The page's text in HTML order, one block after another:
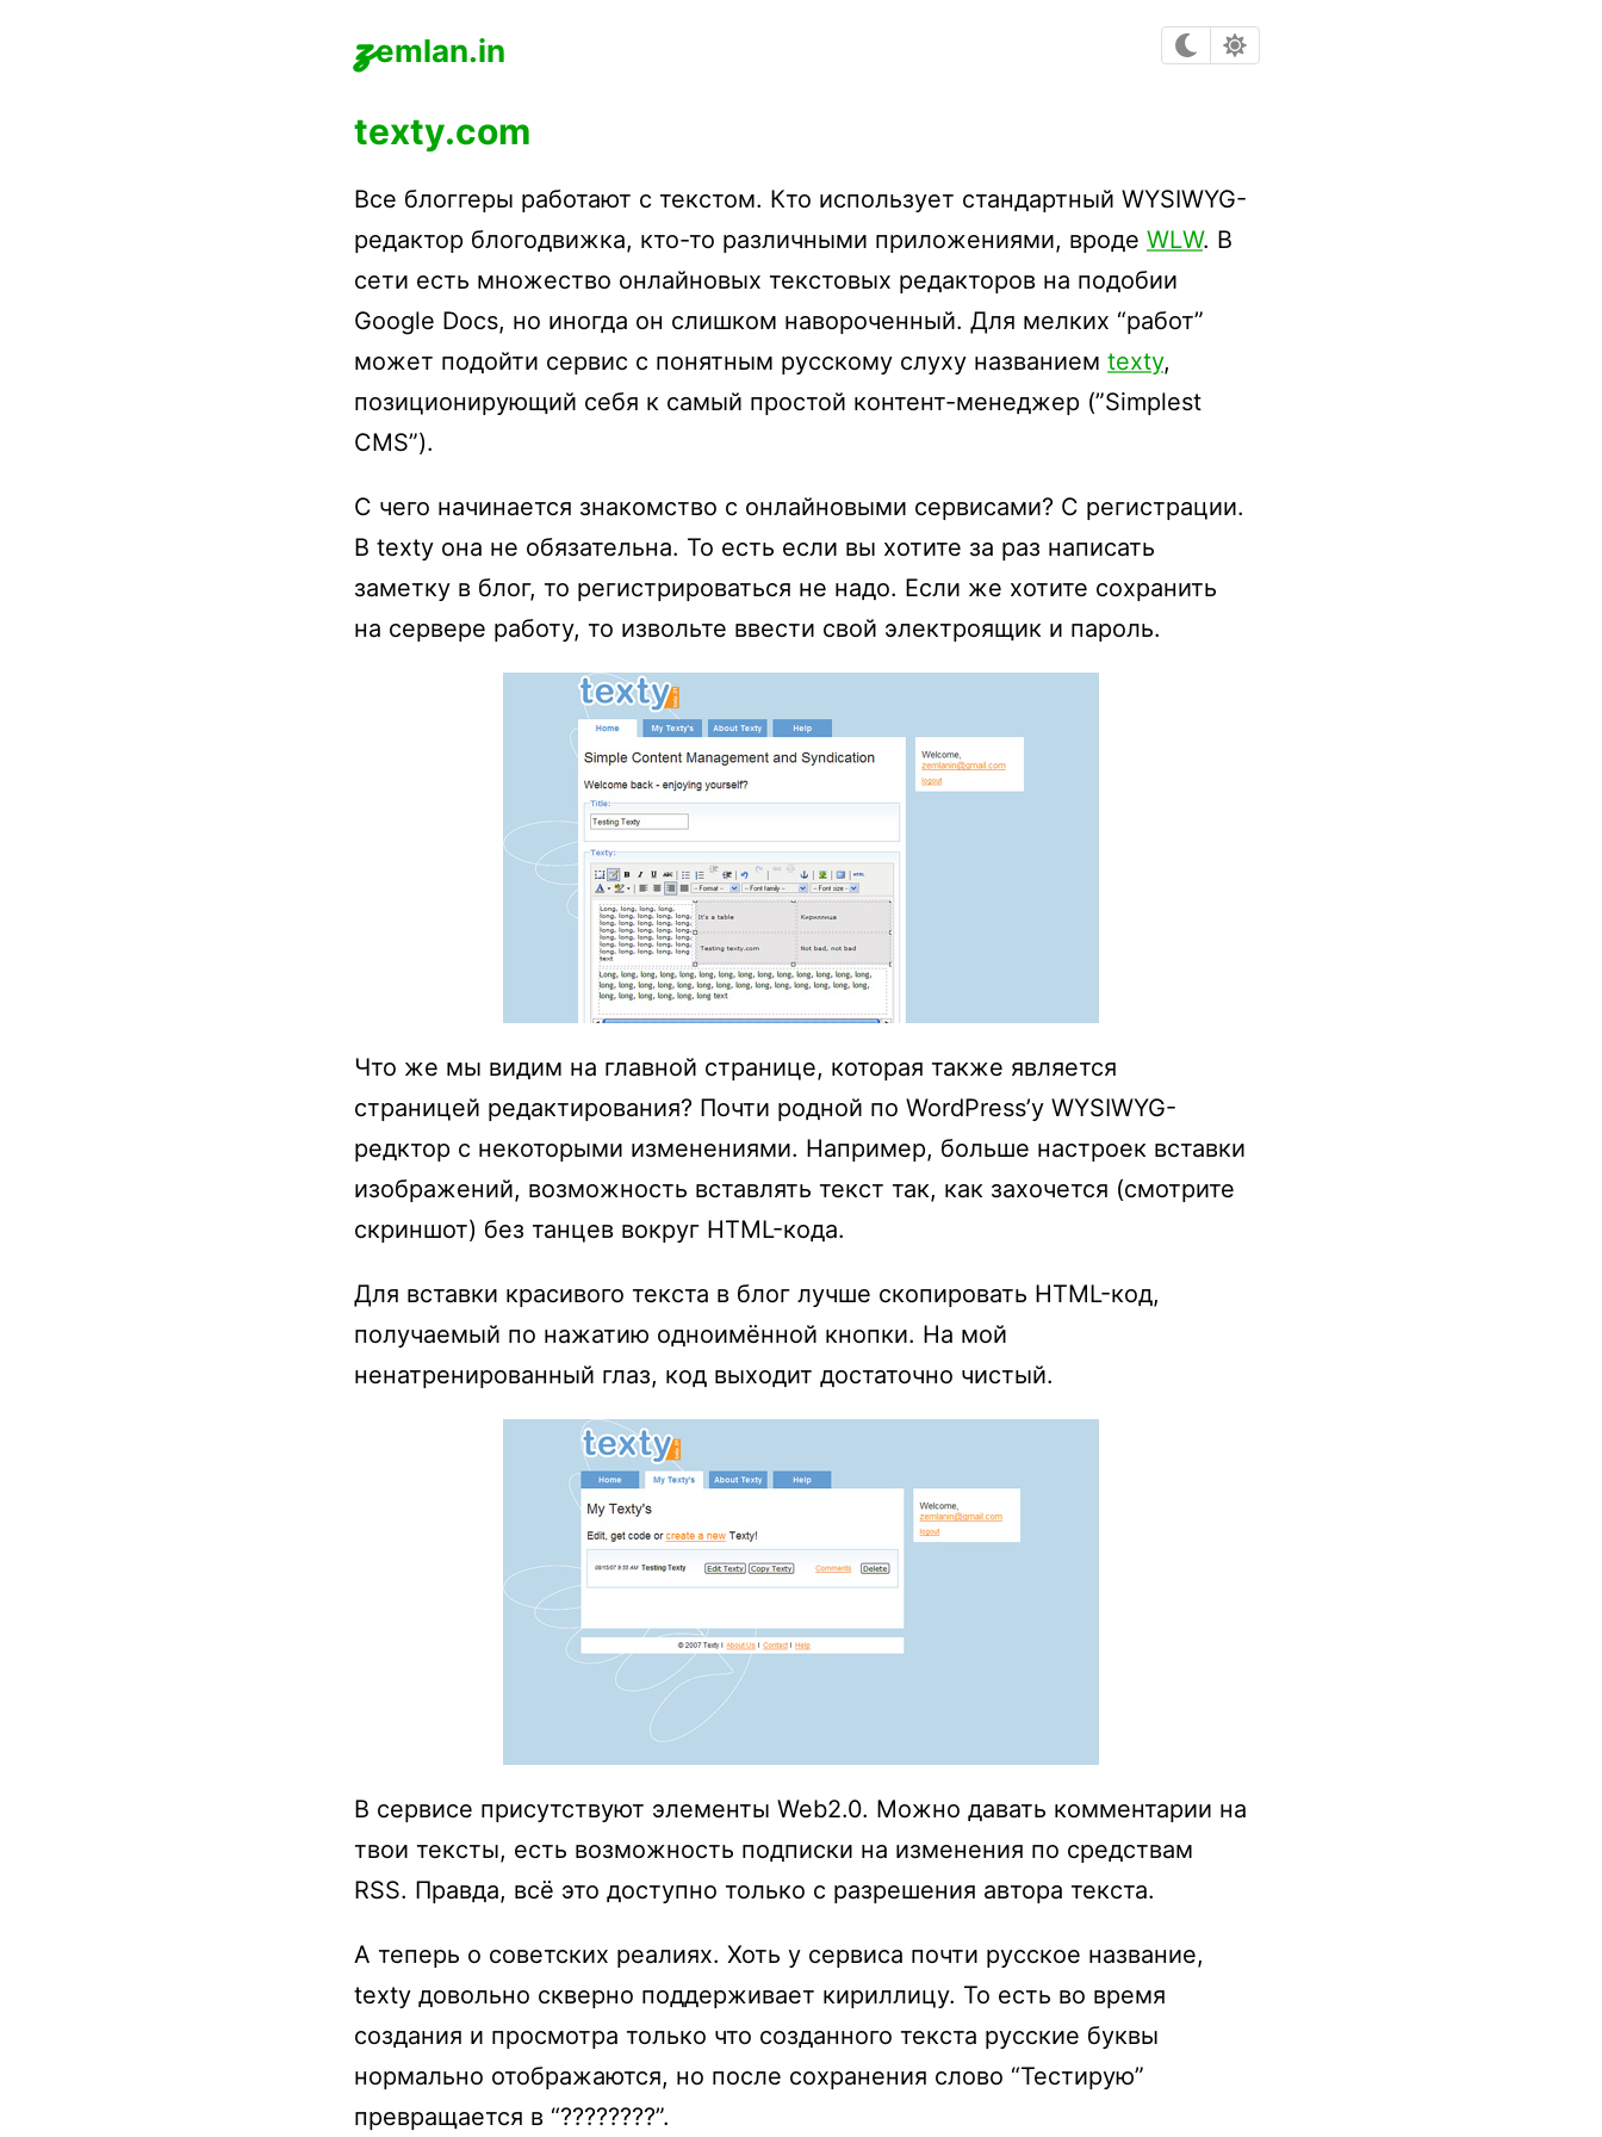
zemlan.in
texty.com
Все блоггеры работают с текстом. Кто использует стандартный WYSIWYG-
редактор блогодвижка, кто-то различными приложениями, вроде WLW. В
сети есть множество онлайновых текстовых редакторов на подобии
Google Docs, но иногда он слишком навороченный. Для мелких “работ”
может подойти сервис с понятным русскому слуху названием texty,
позиционирующий себя к самый простой контент-менеджер (”Simplest
CMS”).
С чего начинается знакомство с онлайновыми сервисами? С регистрации.
В texty она не обязательна. То есть если вы хотите за раз написать
заметку в блог, то регистрироваться не надо. Если же хотите сохранить
на сервере работу, то извольте ввести свой электроящик и пароль.
Что же мы видим на главной странице, которая также является
страницей редактирования? Почти родной по WordPress’у WYSIWYG-
редктор с некоторыми изменениями. Например, больше настроек вставки
изображений, возможность вставлять текст так, как захочется (смотрите
скриншот) без танцев вокруг HTML-кода.
Для вставки красивого текста в блог лучше скопировать HTML-код,
получаемый по нажатию одноимённой кнопки. На мой
ненатренированный глаз, код выходит достаточно чистый.
В сервисе присутствуют элементы Web2.0. Можно давать комментарии на
твои тексты, есть возможность подписки на изменения по средствам
RSS. Правда, всё это доступно только с разрешения автора текста.
А теперь о советских реалиях. Хоть у сервиса почти русское название,
texty довольно скверно поддерживает кириллицу. То есть во время
создания и просмотра только что созданного текста русские буквы
нормально отображаются, но после сохранения слово “Тестирую”
превращается в “????????”.